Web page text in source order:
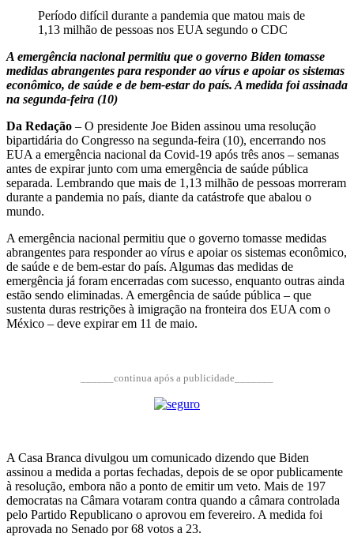
Período difícil durante a pandemia que matou mais de
1,13 milhão de pessoas nos EUA segundo o CDC
A emergência nacional permitiu que o governo Biden tomasse
medidas abrangentes para responder ao vírus e apoiar os sistemas
econômico, de saúde e de bem-estar do país. A medida foi assinada
na segunda-feira (10)
Da Redação – O presidente Joe Biden assinou uma resolução
bipartidária do Congresso na segunda-feira (10), encerrando nos
EUA a emergência nacional da Covid-19 após três anos – semanas
antes de expirar junto com uma emergência de saúde pública
separada. Lembrando que mais de 1,13 milhão de pessoas morreram
durante a pandemia no país, diante da catástrofe que abalou o
mundo.
A emergência nacional permitiu que o governo tomasse medidas
abrangentes para responder ao vírus e apoiar os sistemas econômico,
de saúde e de bem-estar do país. Algumas das medidas de
emergência já foram encerradas com sucesso, enquanto outras ainda
estão sendo eliminadas. A emergência de saúde pública – que
sustenta duras restrições à imigração na fronteira dos EUA com o
México – deve expirar em 11 de maio.
______continua após a publicidade_______
A Casa Branca divulgou um comunicado dizendo que Biden
assinou a medida a portas fechadas, depois de se opor publicamente
à resolução, embora não a ponto de emitir um veto. Mais de 197
democratas na Câmara votaram contra quando a câmara controlada
pelo Partido Republicano o aprovou em fevereiro. A medida foi
aprovada no Senado por 68 votos a 23.